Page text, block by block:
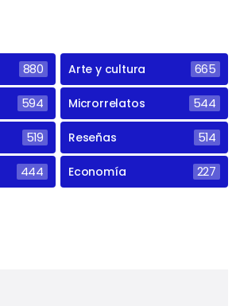
880 Arte y cultura 665
594 Microrrelatos 544
519 Reseñas 514
444 Economía 227